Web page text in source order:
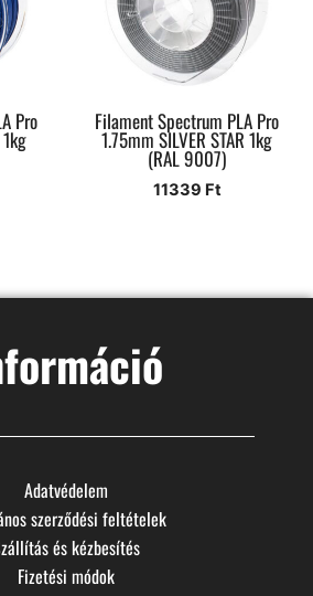
Pro Filament Spectrum PLA Pro
1.75mm SILVER STAR 1kg
(RAL 9007)
11339 Ft
Adatvédelem
szerződési feltételek
és kézbesítés
Fizetési módok